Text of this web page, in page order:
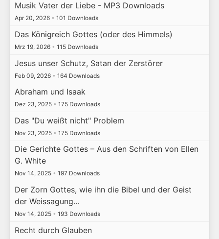
Musik Vater der Liebe - MP3 Downloads
Apr 20, 2026 • 101 Downloads
Das Königreich Gottes (oder des Himmels)
Mrz 19, 2026 • 115 Downloads
Jesus unser Schutz, Satan der Zerstörer
Feb 09, 2026 • 164 Downloads
Abraham und Isaak
Dez 23, 2025 • 175 Downloads
Das "Du weißt nicht" Problem
Nov 23, 2025 • 175 Downloads
Die Gerichte Gottes – Aus den Schriften von Ellen
G. White
Nov 14, 2025 • 197 Downloads
Der Zorn Gottes, wie ihn die Bibel und der Geist
der Weissagung…
Nov 14, 2025 • 193 Downloads
Recht durch Glauben